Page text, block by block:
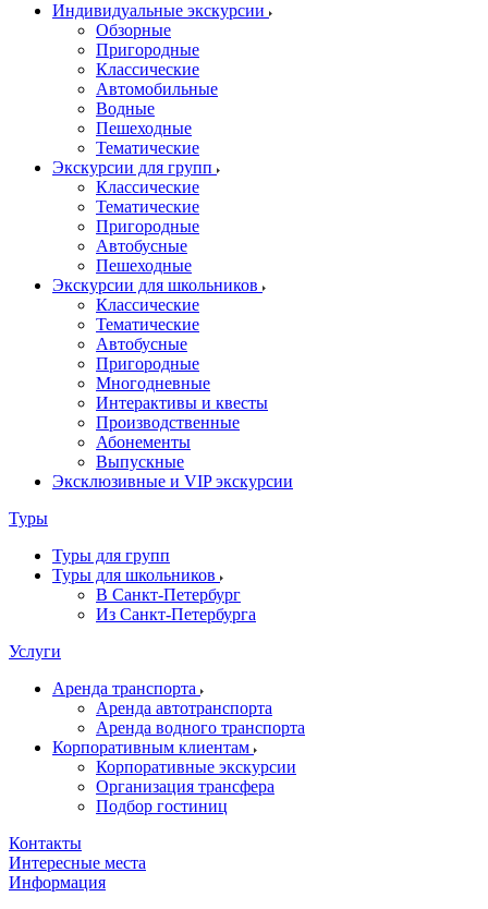
Индивидуальные экскурсии
Обзорные
Пригородные
Классические
Автомобильные
Водные
Пешеходные
Тематические
Экскурсии для групп
Классические
Тематические
Пригородные
Автобусные
Пешеходные
Экскурсии для школьников
Классические
Тематические
Автобусные
Пригородные
Многодневные
Интерактивы и квесты
Производственные
Абонементы
Выпускные
Эксклюзивные и VIP экскурсии
Туры
Туры для групп
Туры для школьников
В Санкт-Петербург
Из Санкт-Петербурга
Услуги
Аренда транспорта
Аренда автотранспорта
Аренда водного транспорта
Корпоративным клиентам
Корпоративные экскурсии
Организация трансфера
Подбор гостиниц
Контакты
Интересные места
Информация